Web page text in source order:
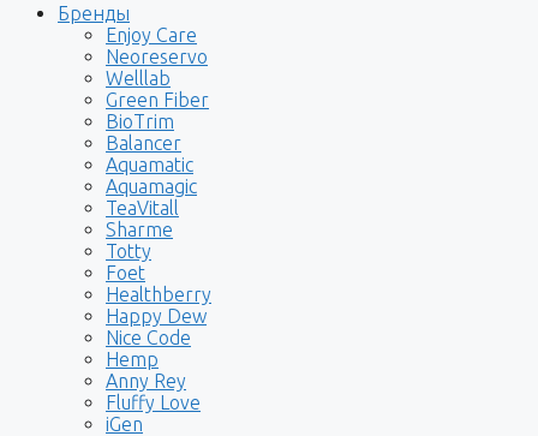
Бренды
Enjoy Care
Neoreservo
Welllab
Green Fiber
BioTrim
Balancer
Aquamatic
Aquamagic
TeaVitall
Sharme
Totty
Foet
Healthberry
Happy Dew
Nice Code
Hemp
Anny Rey
Fluffy Love
iGen